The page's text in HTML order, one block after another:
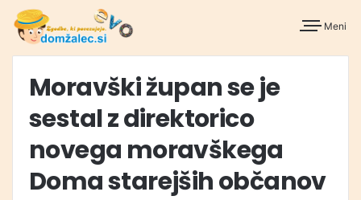
Meni
Moravški župan se je
sestal z direktorico
novega moravškega
Doma starejših občanov